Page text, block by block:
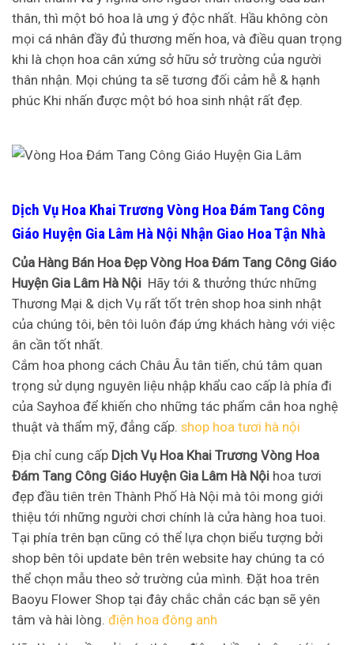
thân, thì một bó hoa là ưng ý độc nhất. Hầu không còn
mọi cá nhân đầy đủ thương mến hoa, và điều quan trọng
khi là chọn hoa cân xứng sở hữu sở trường của người
thân nhận. Mọi chúng ta sẽ tương đối cảm hễ & hạnh
phúc Khi nhấn được một bó hoa sinh nhật rất đẹp.
Dịch Vụ Hoa Khai Trương Vòng Hoa Đám Tang Công
Giáo Huyện Gia Lâm Hà Nội Nhận Giao Hoa Tận Nhà
Của Hàng Bán Hoa Đẹp Vòng Hoa Đám Tang Công Giáo
Huyện Gia Lâm Hà Nội Hãy tới & thưởng thức những
Thương Mại & dịch Vụ rất tốt trên shop hoa sinh nhật
của chúng tôi, bên tôi luôn đáp ứng khách hàng với việc
ân cần tốt nhất.
Cắm hoa phong cách Châu Âu tân tiến, chú tâm quan
trọng sử dụng nguyên liệu nhập khẩu cao cấp là phía đi
của Sayhoa để khiến cho những tác phẩm cắn hoa nghệ
thuật và thẩm mỹ, đẳng cấp. shop hoa tươi hà nội
Địa chỉ cung cấp Dịch Vụ Hoa Khai Trương Vòng Hoa
Đám Tang Công Giáo Huyện Gia Lâm Hà Nội hoa tươi
đẹp đầu tiên trên Thành Phố Hà Nội mà tôi mong giới
thiệu tới những người chơi chính là cửa hàng hoa tuoi.
Tại phía trên bạn cũng có thể lựa chọn biểu tượng bởi
shop bên tôi update bên trên website hay chúng ta có
thể chọn mẫu theo sở trường của mình. Đặt hoa trên
Baoyu Flower Shop tại đây chắc chắn các bạn sẽ yên
tâm và hài lòng. điện hoa đông anh